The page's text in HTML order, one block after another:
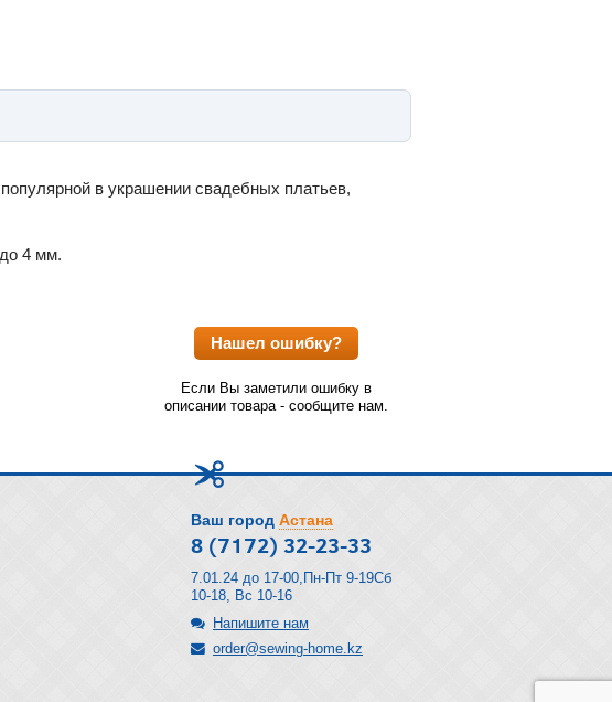
в украшении свадебных платьев,
4 мм.
Нашел ошибку?
Если Вы заметили ошибку в
описании товара - сообщите нам.
Ваш город Астана
8 (7172) 32-23-33
7.01.24 до 17-00,Пн-Пт 9-19Сб
10-18, Вс 10-16
Напишите нам
order@sewing-home.kz